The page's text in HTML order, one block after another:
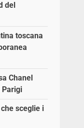
del
toscana
Chanel
Parigi
sceglie i